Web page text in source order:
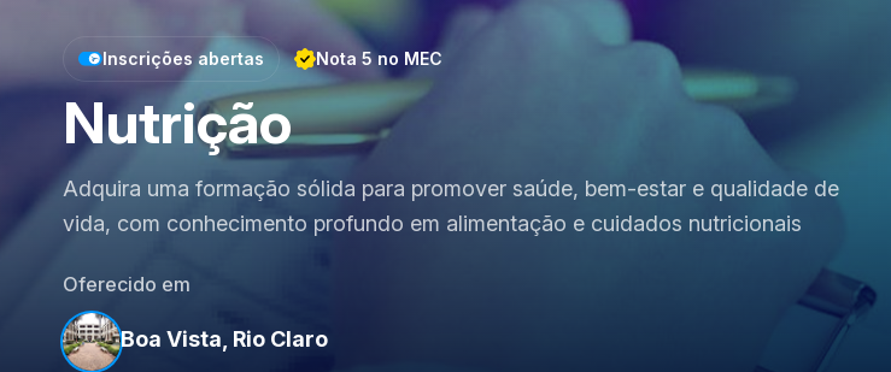
Inscrições abertas Nota 5 no MEC
Nutrição
Adquira uma formação sólida para promover saúde, bem-estar e qualidade de
vida, com conhecimento profundo em alimentação e cuidados nutricionais
Oferecido em
Boa Vista, Rio Claro